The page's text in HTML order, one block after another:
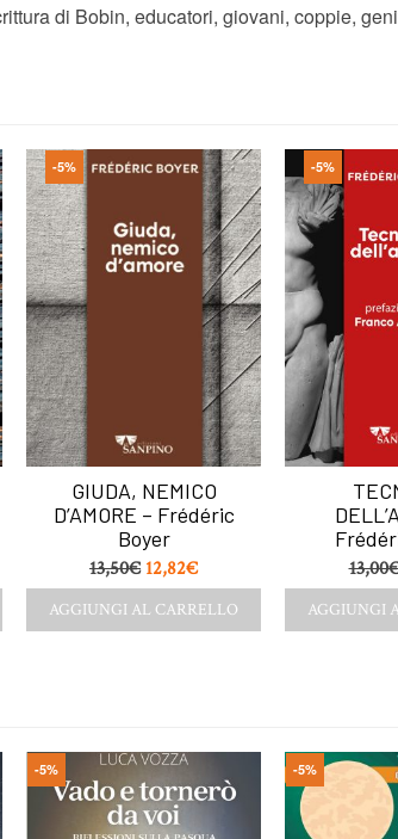
di Bobin, educatori, giovani, coppie,
-5%
GIUDA, NEMICO
D’AMORE – Frédéric
Boyer
13,50€ 12,82€
AGGIUNGI AL CARRELLO
-5%
13,00
AGGIUNGI
-5% -5%